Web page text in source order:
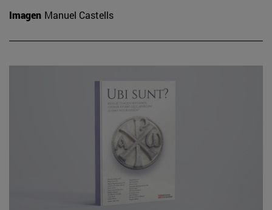
Imagen Manuel Castells